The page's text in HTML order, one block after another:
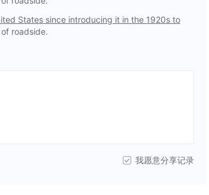
States since introducing it in the 1920s to
roadside.
我愿意分享记录